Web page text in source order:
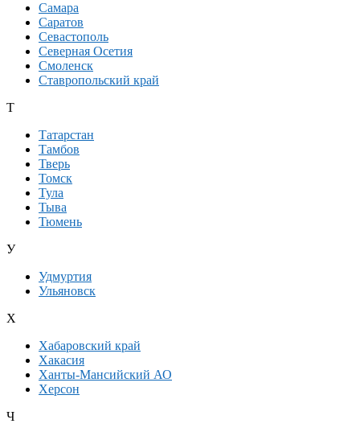
Самара
Саратов
Севастополь
Северная Осетия
Смоленск
Ставропольский край
Т
Татарстан
Тамбов
Тверь
Томск
Тула
Тыва
Тюмень
У
Удмуртия
Ульяновск
Х
Хабаровский край
Хакасия
Ханты-Мансийский АО
Херсон
Ч